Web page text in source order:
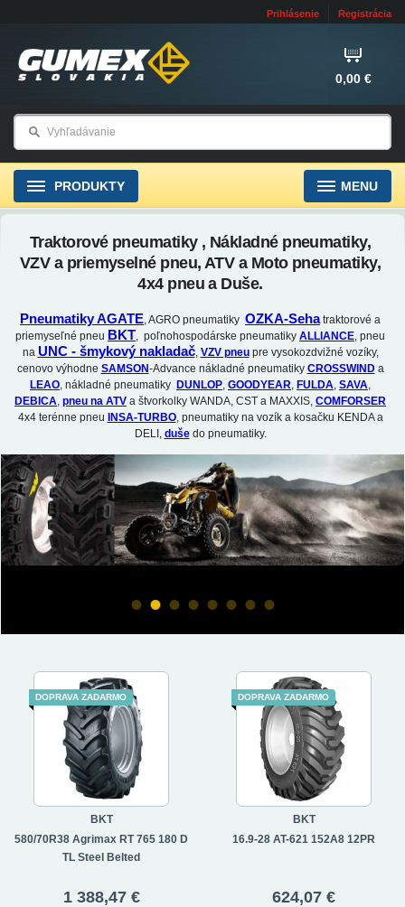
Prihlásenie Registrácia
0,00 €
PRODUKTY MENU
Traktorové pneumatiky , Nákladné pneumatiky,
VZV a priemyselné pneu, ATV a Moto pneumatiky,
4x4 pneu a Duše.
Pneumatiky AGATE, AGRO pneumatiky OZKA-Sehatraktorové a
priemyseľné pneu BKT, poľnohospodárske pneumatiky ALLIANCE, pneu
na UNC - šmykový nakladač, VZV pneupre vysokozdvižné vozíky,
cenovo výhodne SAMSON-Advance nákladné pneumatiky CROSSWINDa
LEAO, nákladné pneumatiky DUNLOP, GOODYEAR, FULDA, SAVA,
DEBICA, pneu na ATV a štvorkolky WANDA, CST a MAXXIS, COMFORSER
4x4 terénne pneu
INSA-TURBO, pneumatiky na vozík a kosačku KENDA a
DELI, dušedo pneumatiky.
• • • • • • • •
BKT
580/70R38 Agrimax RT 765 180 D
TL Steel Belted
DOPRAVA ZADARMO
1 388,47 €
BKT
16.9-28 AT-621 152A8 12PR
DOPRAVA ZADARMO
624,07 €